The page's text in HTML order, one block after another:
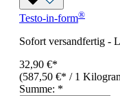
Testo-in-form®
Sofort versandfertig -
32,90 €*
(587,50 €* / 1
Summe: *